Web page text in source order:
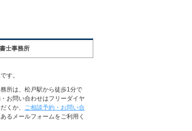
士事務所
す。
所は、松戸駅から徒歩1分で
お問い合わせはフリーダイヤ
くか、
ご相談予約・お問い合
るメールフォームをご利用く